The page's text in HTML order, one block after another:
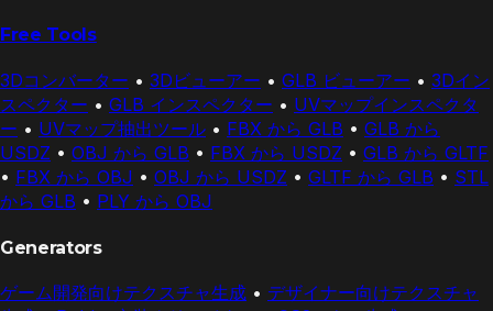
Free Tools
3Dコンバーター • 3Dビューアー • GLB ビューアー • 3Dイン
スペクター • GLB インスペクター • UVマップインスペクタ
ー • UVマップ抽出ツール • FBX から GLB • GLB から
USDZ • OBJ から GLB • FBX から USDZ • GLB から GLTF
• FBX から OBJ • OBJ から USDZ • GLTF から GLB • STL
から GLB • PLY から OBJ
Generators
ゲーム開発向けテクスチャ生成 • デザイナー向けテクスチャ